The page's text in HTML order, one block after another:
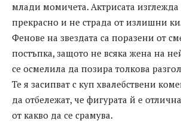
млади момичета. Актрисата изглежда
прекрасно и не страда от излишни
Фенове на звездата са поразени от
постъпка, защото не всяка жена на
се осмелила да позира толкова
Те я засипват с куп хвалебствени
да отбележат, че фигурата й е
от какво да се срамува.